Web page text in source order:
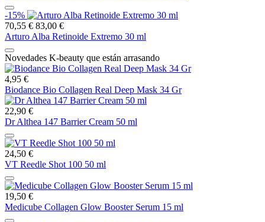
-15%
70,55 € 83,00 €
Arturo Alba Retinoide Extremo 30 ml
Novedades K-beauty que están arrasando
4,95 €
Biodance Bio Collagen Real Deep Mask 34 Gr
22,90 €
Dr Althea 147 Barrier Cream 50 ml
24,50 €
VT Reedle Shot 100 50 ml
19,50 €
Medicube Collagen Glow Booster Serum 15 ml